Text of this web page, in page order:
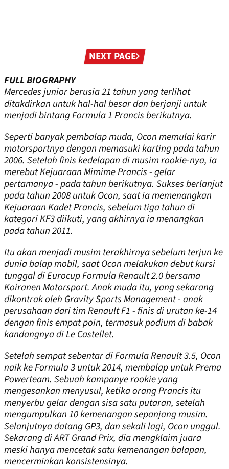
Next
page
NEXT PAGE
FULL BIOGRAPHY
Mercedes junior berusia 21 tahun yang terlihat
ditakdirkan untuk hal-hal besar dan berjanji untuk
menjadi bintang Formula 1 Prancis berikutnya.
Seperti banyak pembalap muda, Ocon memulai karir
motorsportnya dengan memasuki karting pada tahun
2006. Setelah finis kedelapan di musim rookie-nya, ia
merebut Kejuaraan Mimime Prancis - gelar
pertamanya - pada tahun berikutnya. Sukses berlanjut
pada tahun 2008 untuk Ocon, saat ia memenangkan
Kejuaraan Kadet Prancis, sebelum tiga tahun di
kategori KF3 diikuti, yang akhirnya ia menangkan
pada tahun 2011.
Itu akan menjadi musim terakhirnya sebelum terjun ke
dunia balap mobil, saat Ocon melakukan debut kursi
tunggal di Eurocup Formula Renault 2.0 bersama
Koiranen Motorsport. Anak muda itu, yang sekarang
dikontrak oleh Gravity Sports Management - anak
perusahaan dari tim Renault F1 - finis di urutan ke-14
dengan finis empat poin, termasuk podium di babak
kandangnya di Le Castellet.
Setelah sempat sebentar di Formula Renault 3.5, Ocon
naik ke Formula 3 untuk 2014, membalap untuk Prema
Powerteam. Sebuah kampanye rookie yang
mengesankan menyusul, ketika orang Prancis itu
menyerbu gelar dengan sisa satu putaran, setelah
mengumpulkan 10 kemenangan sepanjang musim.
Selanjutnya datang GP3, dan sekali lagi, Ocon unggul.
Sekarang di ART Grand Prix, dia mengklaim juara
meski hanya mencetak satu kemenangan balapan,
mencerminkan konsistensinya.